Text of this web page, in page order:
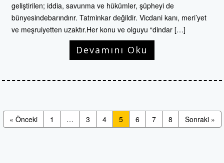
geliştirilen; iddia, savunma ve hükümler, şüpheyi de
bünyesindebarındırır. Tatminkar değildir. Vicdani kanı, meri’yet
ve meşruiyetten uzaktır.Her konu ve olguyu “dindar […]
Devamını Oku
« Önceki 1 … 3 4 5 6 7 8 Sonraki »